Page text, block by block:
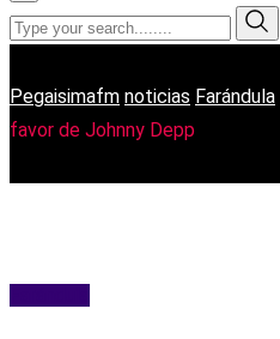
Pegaisimafm noticias Farándula
favor de Johnny Depp